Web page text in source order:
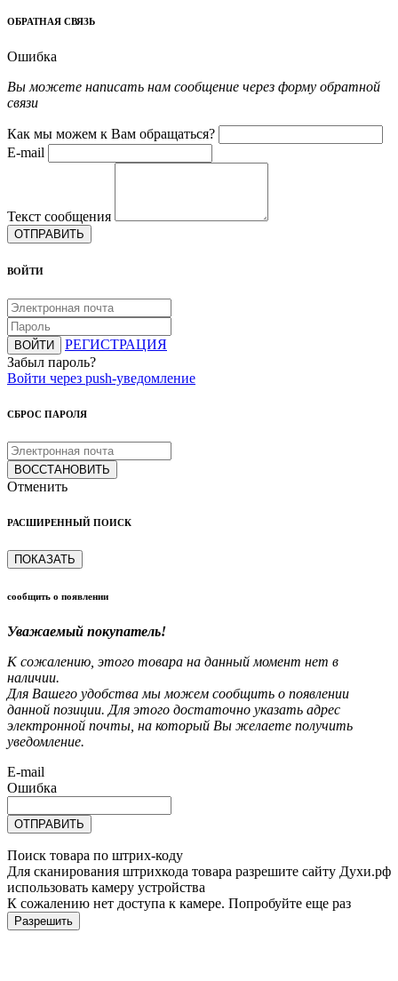
ОБРАТНАЯ СВЯЗЬ
Ошибка
Вы можете написать нам сообщение через форму обратной
связи
Как мы можем к Вам обращаться?
E-mail
Текст сообщения
ОТПРАВИТЬ
ВОЙТИ
ВОЙТИ
РЕГИСТРАЦИЯ
Забыл пароль?
Войти через push-уведомление
СБРОС ПАРОЛЯ
ВОССТАНОВИТЬ
Отменить
РАСШИРЕННЫЙ ПОИСК
ПОКАЗАТЬ
сообщить о появлении
Уважаемый покупатель!
К сожалению, этого товара на данный момент нет в
наличии.
Для Вашего удобства мы можем сообщить о появлении
данной позиции. Для этого достаточно указать адрес
электронной почты, на который Вы желаете получить
уведомление.
E-mail
Ошибка
ОТПРАВИТЬ
Поиск товара по штрих-коду
Для сканирования штрихкода товара разрешите сайту Духи.рф
использовать камеру устройства
К сожалению нет доступа к камере. Попробуйте еще раз
Разрешить